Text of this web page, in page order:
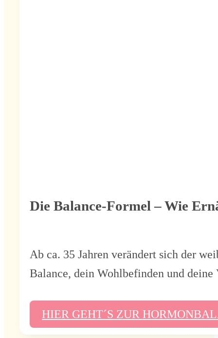
Die Balance-Formel – Wie
Ab ca. 35 Jahren verändert sich der
Balance, dein Wohlbefinden und
HIER GEHT´S ZUR